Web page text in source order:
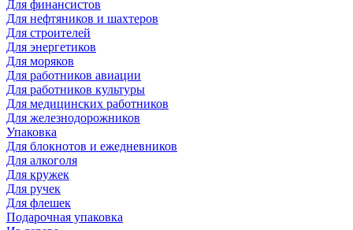
Для финансистов
Для нефтяников и шахтеров
Для строителей
Для энергетиков
Для моряков
Для работников авиации
Для работников культуры
Для медицинских работников
Для железнодорожников
Упаковка
Для блокнотов и ежедневников
Для алкоголя
Для кружек
Для ручек
Для флешек
Подарочная упаковка